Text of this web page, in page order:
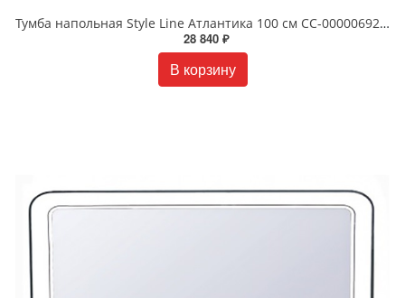
Тумба напольная Style Line Атлантика 100 см СС-00000692 антискрейч
28 840 ₽
В корзину